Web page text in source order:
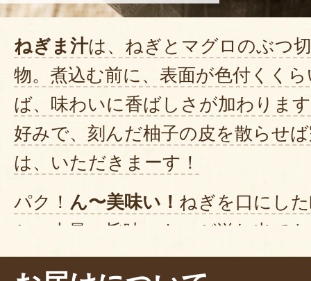
ねぎま汁は、ねぎとマグロのぶつ
物。煮込む前に、表面が色付くく
ば、味わいに香ばしさが加わりま
好みで、刻んだ柚子の皮を散らせ
は、いただきまーす！
パク！ ん〜美味い！ ねぎを口にし
と、大量の旨味エキスが溢れ出て
べているねぎと比べても、水分量